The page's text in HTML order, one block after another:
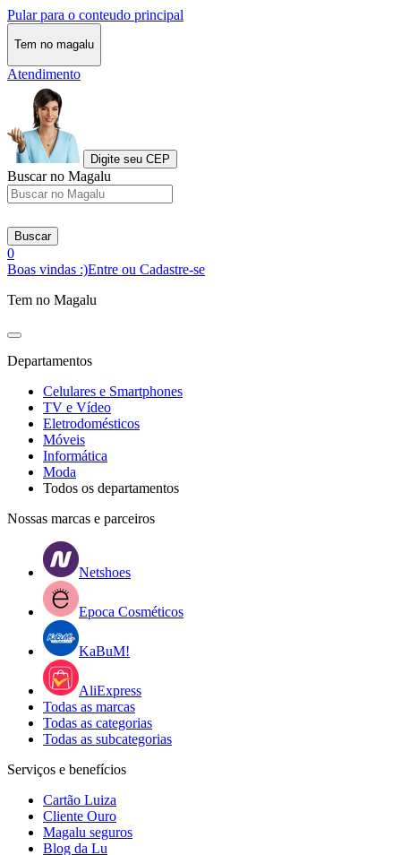
Pular para o conteudo principal
Tem no magalu
Atendimento
Digite seu CEP
Buscar no Magalu
Buscar
0
Boas vindas :)Entre ou Cadastre-se
Tem no Magalu
Departamentos
Celulares e Smartphones
TV e Vídeo
Eletrodomésticos
Móveis
Informática
Moda
Todos os departamentos
Nossas marcas e parceiros
Netshoes
Epoca Cosméticos
KaBuM!
AliExpress
Todas as marcas
Todas as categorias
Todas as subcategorias
Serviços e benefícios
Cartão Luiza
Cliente Ouro
Magalu seguros
Blog da Lu